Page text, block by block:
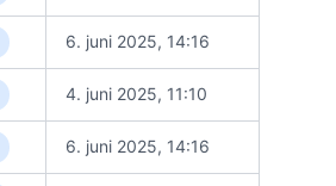
6. juni 2025, 14:16
4. juni 2025, 11:10
6. juni 2025, 14:16